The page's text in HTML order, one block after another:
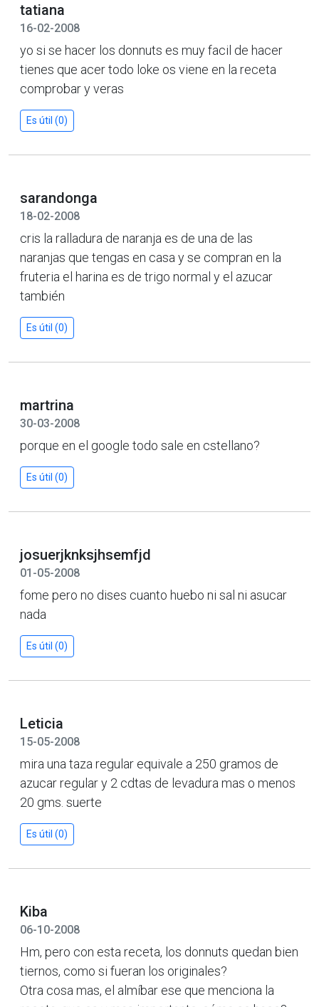
tatiana
16-02-2008
yo si se hacer los donnuts es muy facil de hacer
tienes que acer todo loke os viene en la receta
comprobar y veras
Es útil (0)
sarandonga
18-02-2008
cris la ralladura de naranja es de una de las
naranjas que tengas en casa y se compran en la
fruteria el harina es de trigo normal y el azucar
también
Es útil (0)
martrina
30-03-2008
porque en el google todo sale en cstellano?
Es útil (0)
josuerjknksjhsemfjd
01-05-2008
fome pero no dises cuanto huebo ni sal ni asucar
nada
Es útil (0)
Leticia
15-05-2008
mira una taza regular equivale a 250 gramos de
azucar regular y 2 cdtas de levadura mas o menos
20 gms. suerte
Es útil (0)
Kiba
06-10-2008
Hm, pero con esta receta, los donnuts quedan bien
tiernos, como si fueran los originales?
Otra cosa mas, el almíbar ese que menciona la